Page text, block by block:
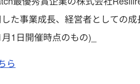
た事業成長、経営者としての
1日開催時点のもの)_
ら